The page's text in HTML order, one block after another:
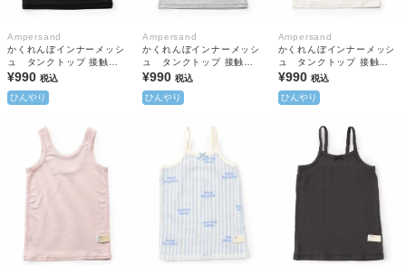
Ampersand
かくれんぼインナーメッシ
ュ タンクトップ 接触冷
感 抗菌防臭
¥990 税込
ひんやり
Ampersand
かくれんぼインナーメッシ
ュ タンクトップ 接触冷
感 抗菌防臭
¥990税込
ひんやり
Ampersand
かくれんぼインナーメッシ
ュ タンクトップ 接触冷
感 抗菌防臭
¥990 税込
ひんやり